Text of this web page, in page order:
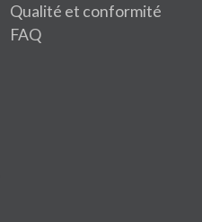
Qualité et conformité
FAQ